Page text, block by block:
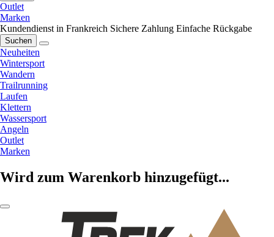
Outlet
Marken
Kundendienst in Frankreich Sichere Zahlung Einfache Rückgabe
Suchen
Neuheiten
Wintersport
Wandern
Trailrunning
Laufen
Klettern
Wassersport
Angeln
Outlet
Marken
Wird zum Warenkorb hinzugefügt...